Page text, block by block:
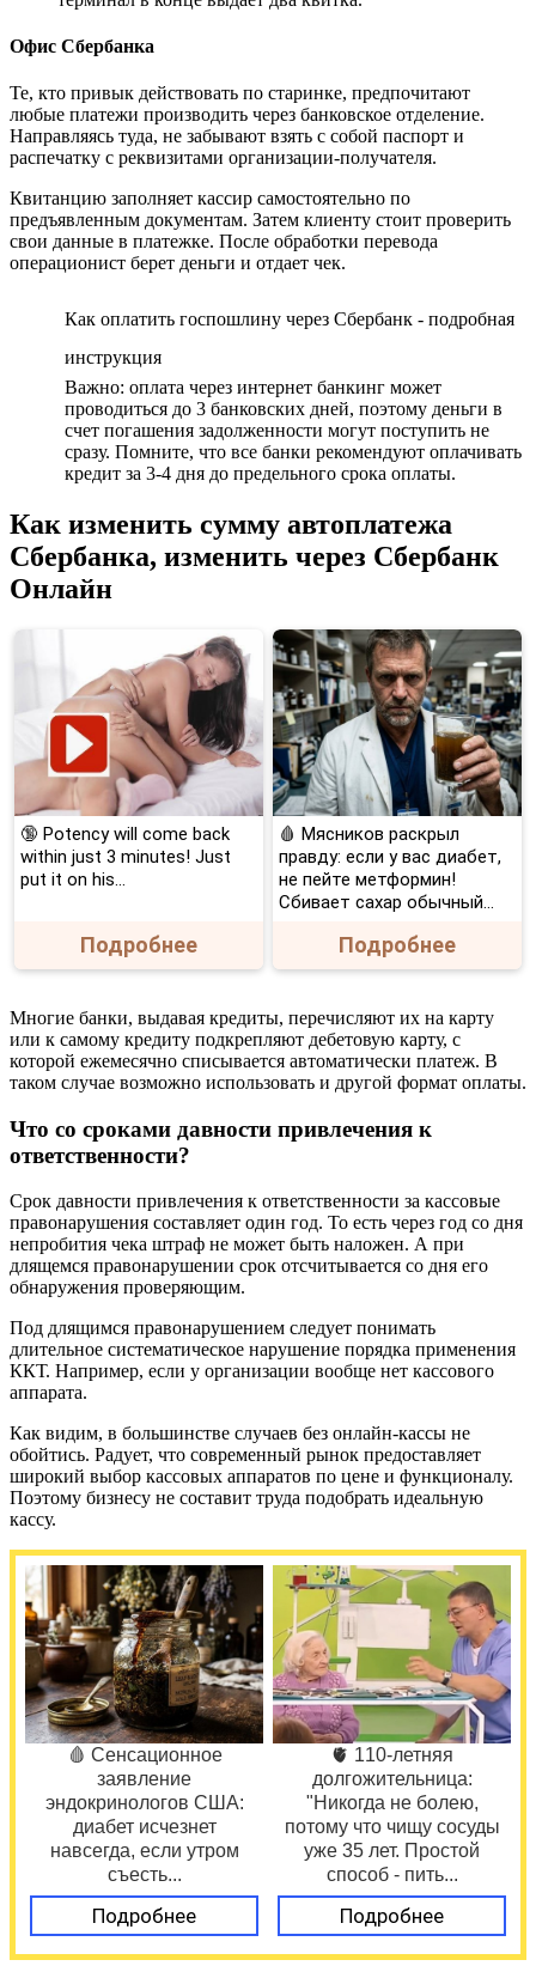
Офис Сбербанка
Те, кто привык действовать по старинке, предпочитают
любые платежи производить через банковское отделение.
Направляясь туда, не забывают взять с собой паспорт и
распечатку с реквизитами организации-получателя.
Квитанцию заполняет кассир самостоятельно по
предъявленным документам. Затем клиенту стоит проверить
свои данные в платежке. После обработки перевода
операционист берет деньги и отдает чек.
Как оплатить госпошлину через Сбербанк - подробная
инструкция
Важно: оплата через интернет банкинг может
проводиться до 3 банковских дней, поэтому деньги в
счет погашения задолженности могут поступить не
сразу. Помните, что все банки рекомендуют оплачивать
кредит за 3-4 дня до предельного срока оплаты.
Как изменить сумму автоплатежа
Сбербанка, изменить через Сбербанк
Онлайн
🔞 Potency will come back
within just 3 minutes! Just
put it on his…
Подробнее
🩸 Мясников раскрыл
правду: если у вас диабет,
не пейте метформин!
Сбивает сахар обычный...
Подробнее
Многие банки, выдавая кредиты, перечисляют их на карту
или к самому кредиту подкрепляют дебетовую карту, с
которой ежемесячно списывается автоматически платеж. В
таком случае возможно использовать и другой формат оплаты.
Что со сроками давности привлечения к
ответственности?
Срок давности привлечения к ответственности за кассовые
правонарушения составляет один год. То есть через год со дня
непробития чека штраф не может быть наложен. А при
длящемся правонарушении срок отсчитывается со дня его
обнаружения проверяющим.
Под длящимся правонарушением следует понимать
длительное систематическое нарушение порядка применения
ККТ. Например, если у организации вообще нет кассового
аппарата.
Как видим, в большинстве случаев без онлайн-кассы не
обойтись. Радует, что современный рынок предоставляет
широкий выбор кассовых аппаратов по цене и функционалу.
Поэтому бизнесу не составит труда подобрать идеальную
кассу.
🩸 Сенсационное
заявление
эндокринологов США:
диабет исчезнет
навсегда, если утром
съесть...
Подробнее
🫀 110-летняя
долгожительница:
"Никогда не болею,
потому что чищу сосуды
уже 35 лет. Простой
способ - пить...
Подробнее